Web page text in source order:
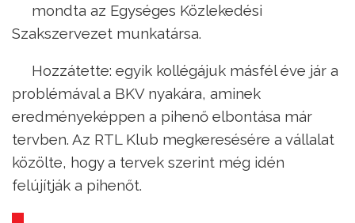
mondta az Egységes Közlekedési
Szakszervezet munkatársa.
Hozzátette: egyik kollégájuk másfél éve jár a
problémával a BKV nyakára, aminek
eredményeképpen a pihenő elbontása már
tervben. Az RTL Klub megkeresésére a vállalat
közölte, hogy a tervek szerint még idén
felújítják a pihenőt.